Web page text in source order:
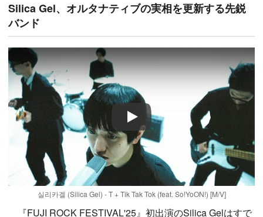
Silica Gel、オルタナティブの実相を更新する先鋭
バンド
Play
실리카겔 (Silica Gel) - T + Tik Tak Tok (feat. So!YoON!) [M/V]
『FUJI ROCK FESTIVAL'25』初出演のSilica Gelはすで